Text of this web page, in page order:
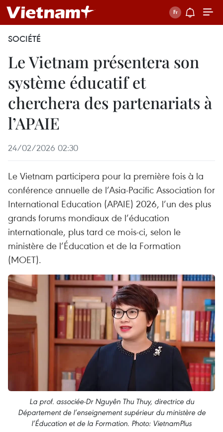
SOCIÉTÉ
Le Vietnam présentera son
système éducatif et
cherchera des partenariats à
l’APAIE
24/02/2026 02:30
Le Vietnam participera pour la première fois à la
conférence annuelle de l’Asia-Pacific Association for
International Education (APAIE) 2026, l’un des plus
grands forums mondiaux de l’éducation
internationale, plus tard ce mois-ci, selon le
ministère de l’Éducation et de la Formation
(MOET).
La prof. associée-Dr Nguyên Thu Thuy, directrice du
Département de l’enseignement supérieur du ministère de
l’Éducation et de la Formation. Photo: VietnamPlus